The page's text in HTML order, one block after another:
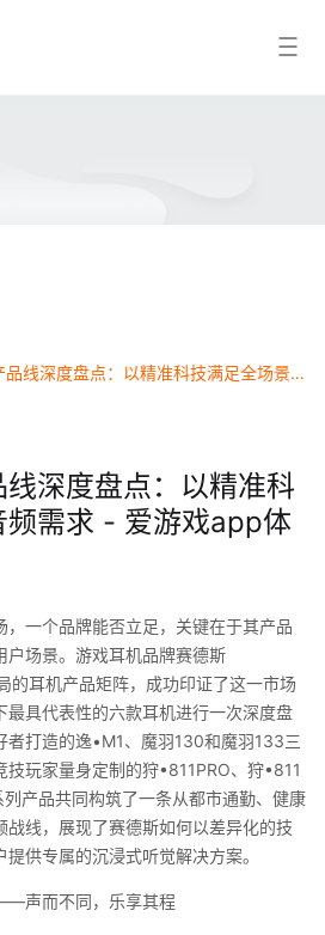
赛德斯耳机产品线深度盘点：以精准科技满足全场景音频需求 - 爱游戏app体育
深度盘点：以精准科
频需求 - 爱游戏app体
一个品牌能否立足，关键在于其产品
户场景。游戏耳机品牌赛德斯
的耳机产品矩阵，成功印证了这一市场
最具代表性的六款耳机进行一次深度盘
者打造的逸•M1、魔羽130和魔羽133三
玩家量身定制的狩•811PRO、狩•811
产品共同构筑了一条从都市通勤、健康
线，展现了赛德斯如何以差异化的技
供专属的沉浸式听觉解决方案。
声而不同，乐享其程